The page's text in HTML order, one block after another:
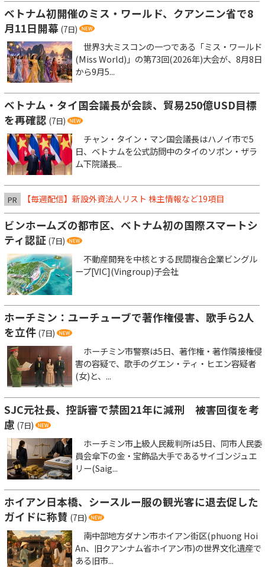
ベトナム初開催のミス・ワールド、クアンニン省で8
月11日開幕 (7日)
世界3大ミスコンの一つである「ミス・ワールド
(Miss World)」の第73回(2026年)大会が、8月8日
から9月5...
ベトナム・タイ国会議長が会談、貿易250億USD目標
を再確認 (7日)
チャン・タイン・マン国会議長はハノイ市で5
日、ベトナムを公式訪問中のタイのソポン・ザラ
ム下院議長...
PR 【毎週配信】新設外資法人リスト 株主情報など19項目
ビンホームズの都市区、ベトナム初の国際スマートシ
ティ認証 (7日)
不動産開発を中核とする民間複合企業ビングル
ープ[VIC](Vingroup)子会社
ホーチミン：ユーチューブで著作権侵害、歌手ら2人
を立件 (7日)
ホーチミン市警察は5日、著作権・著作隣接権侵
害の容疑で、歌手のグエン・ティ・ヒエン容疑者
(女)と、...
SJC元社長、控訴審で禁固21年に減刑 被害回復を考
慮 (7日)
ホーチミン市上級人民裁判所は5日、同市人民委
員会傘下の金・宝飾品大手であるサイゴンジュエ
リー(Saig...
ホイアン日本橋、シースルー服の観光客に退去促した
ガイドに称賛 (7日)
南中部地方ダナン市ホイアン街区(phuong Hoi
An、旧クアンナム省ホイアン市)の世界文化遺産で
ある旧市...